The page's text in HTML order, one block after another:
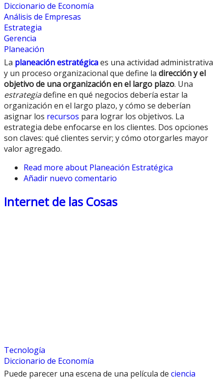
Diccionario de Economía
Análisis de Empresas
Estrategia
Gerencia
Planeación
La planeación estratégicaes una actividad administrativa
y un proceso organizacional que define la dirección y el
objetivo de una organización en el largo plazo. Una
estrategiadefine en qué negocios debería estar la
organización en el largo plazo, y cómo se deberían
asignar los recursos para lograr los objetivos. La
estrategia debe enfocarse en los clientes. Dos opciones
son claves: qué clientes servir; y cómo otorgarles mayor
valor agregado.
Read more about Planeación Estratégica
Añadir nuevo comentario
Internet de las Cosas
Tecnología
Diccionario de Economía
Puede parecer una escena de una película de ciencia